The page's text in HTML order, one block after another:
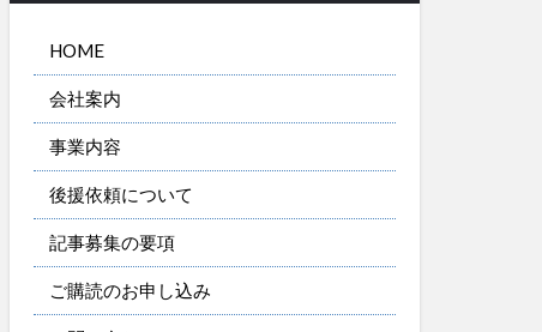
HOME
会社案内
事業内容
後援依頼について
記事募集の要項
ご購読のお申し込み